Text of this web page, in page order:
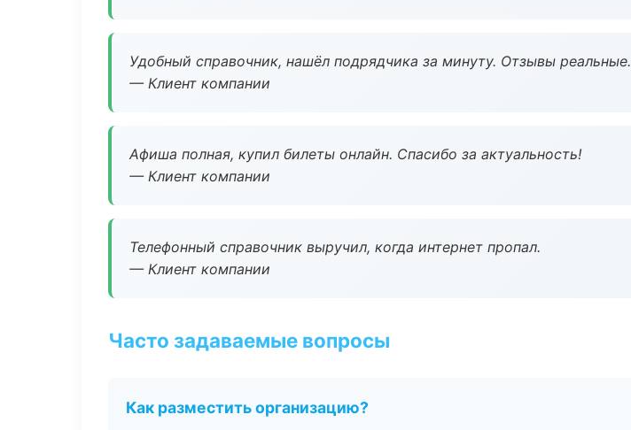
Удобный справочник, нашёл подрядчика за минуту. Отзывы реальные.
— Клиент компании
Афиша полная, купил билеты онлайн. Спасибо за актуальность!
— Клиент компании
Телефонный справочник выручил, когда интернет пропал.
— Клиент компании
Часто задаваемые вопросы
Как разместить организацию?